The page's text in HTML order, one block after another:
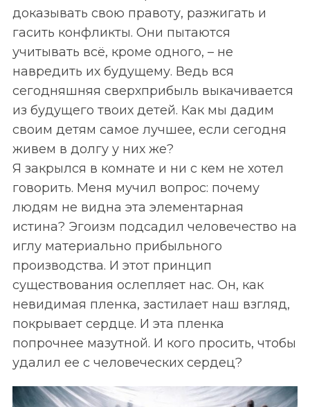
доказывать свою правоту, разжигать и
гасить конфликты. Они пытаются
учитывать всё, кроме одного, – не
навредить их будущему. Ведь вся
сегодняшняя сверхприбыль выкачивается
из будущего твоих детей. Как мы дадим
своим детям самое лучшее, если сегодня
живем в долгу у них же?
Я закрылся в комнате и ни с кем не хотел
говорить. Меня мучил вопрос: почему
людям не видна эта элементарная
истина? Эгоизм подсадил человечество на
иглу материально прибыльного
производства. И этот принцип
существования ослепляет нас. Он, как
невидимая пленка, застилает наш взгляд,
покрывает сердце. И эта пленка
попрочнее мазутной. И кого просить, чтобы
удалил ее с человеческих сердец?